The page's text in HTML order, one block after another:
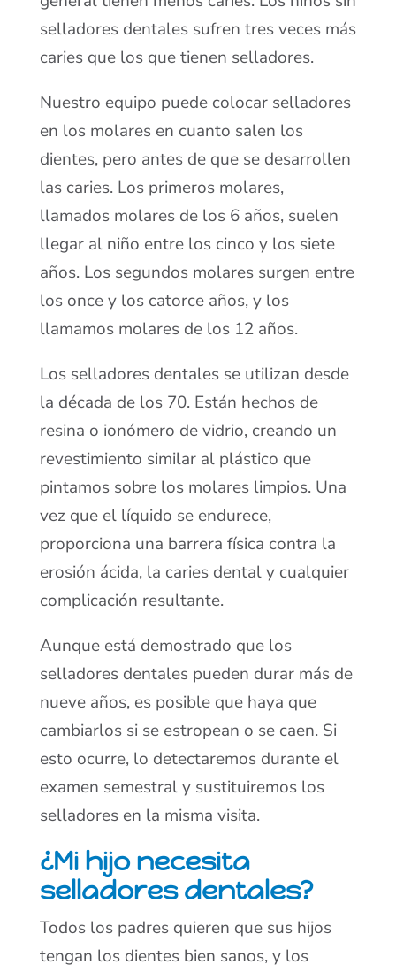
selladores dentales sufren tres veces más
caries que los que tienen selladores.
Nuestro equipo puede colocar selladores
en los molares en cuanto salen los
dientes, pero antes de que se desarrollen
las caries. Los primeros molares,
llamados molares de los 6 años, suelen
llegar al niño entre los cinco y los siete
años. Los segundos molares surgen entre
los once y los catorce años, y los
llamamos molares de los 12 años.
Los selladores dentales se utilizan desde
la década de los 70. Están hechos de
resina o ionómero de vidrio, creando un
revestimiento similar al plástico que
pintamos sobre los molares limpios. Una
vez que el líquido se endurece,
proporciona una barrera física contra la
erosión ácida, la caries dental y cualquier
complicación resultante.
Aunque está demostrado que los
selladores dentales pueden durar más de
nueve años, es posible que haya que
cambiarlos si se estropean o se caen. Si
esto ocurre, lo detectaremos durante el
examen semestral y sustituiremos los
selladores en la misma visita.
¿Mi hijo necesita
selladores dentales?
Todos los padres quieren que sus hijos
tengan los dientes bien sanos, y los